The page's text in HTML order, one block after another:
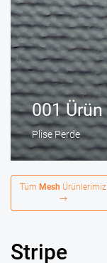
001 Ürün
Plise Perde
Tüm Mesh Ürünlerimiz
Stripe